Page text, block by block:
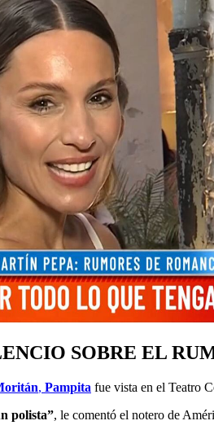
SOBRE EL
, Pampita fue vista en el Teatro
polista”, le comentó el notero de